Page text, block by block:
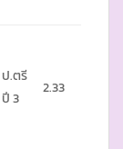
ป.ตรี
ปี 3
2.33